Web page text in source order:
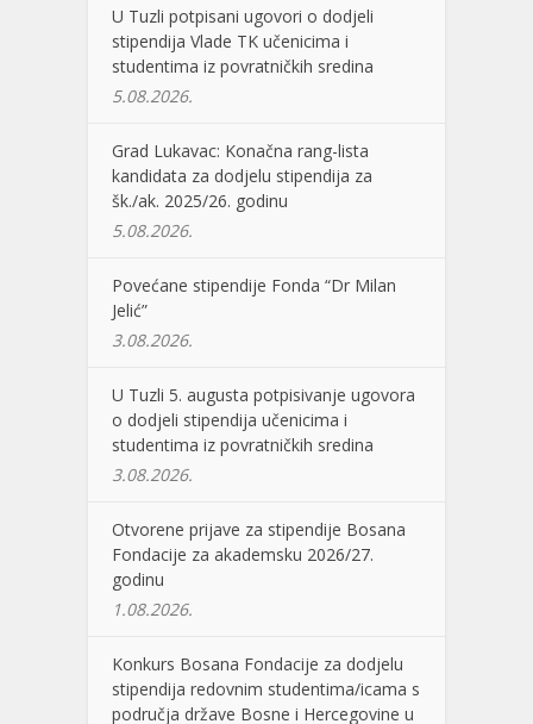
U Tuzli potpisani ugovori o dodjeli
stipendija Vlade TK učenicima i
studentima iz povratničkih sredina
5.08.2026.
Grad Lukavac: Konačna rang-lista
kandidata za dodjelu stipendija za
šk./ak. 2025/26. godinu
5.08.2026.
Povećane stipendije Fonda “Dr Milan
Jelić”
3.08.2026.
U Tuzli 5. augusta potpisivanje ugovora
o dodjeli stipendija učenicima i
studentima iz povratničkih sredina
3.08.2026.
Otvorene prijave za stipendije Bosana
Fondacije za akademsku 2026/27.
godinu
1.08.2026.
Konkurs Bosana Fondacije za dodjelu
stipendija redovnim studentima/icama s
područja države Bosne i Hercegovine u